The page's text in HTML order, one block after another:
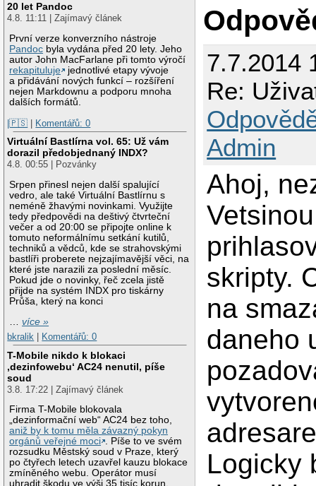
20 let Pandoc
4.8. 11:11 | Zajímavý článek
První verze konverzního nástroje
Pandoc byla vydána před 20 lety. Jeho
autor John MacFarlane při tomto výročí
rekapituluje
jednotlivé etapy vývoje
a přidávání nových funkcí – rozšíření
nejen Markdownu a podporu mnoha
dalších formátů.
|🇵🇸 | Komentářů: 0
Virtuální Bastlírna vol. 65: Už vám
dorazil předobjednaný INDX?
4.8. 00:55 | Pozvánky
Srpen přinesl nejen další spalující
vedro, ale také Virtuální Bastlírnu s
neméně žhavými novinkami. Využijte
tedy předpovědi na deštivý čtvrteční
večer a od 20:00 se připojte online k
tomuto neformálnímu setkání kutilů,
techniků a vědců, kde se strahovskými
bastlíři proberete nejzajímavější věci, na
které jste narazili za poslední měsíc.
Pokud jde o novinky, řeč zcela jistě
přijde na systém INDX pro tiskárny
Průša, který na konci
…více »
bkralik
Komentářů: 0
T-Mobile nikdo k blokaci
‚dezinfowebu‘ AC24 nenutil, píše
soud
3.8. 17:22 | Zajímavý článek
Firma T-Mobile blokovala
„dezinformační web“ AC24 bez toho,
aniž by k tomu měla závazný pokyn
orgánů veřejné moci . Píše to ve svém
rozsudku Městský soud v Praze, který
po čtyřech letech uzavřel kauzu blokace
zmíněného webu. Operátor musí
uhradit škodu ve výši 35 tisíc korun.
7.7.2014
Re:
Admin
Ahoj,
skripty.
na
daneho
Logicky